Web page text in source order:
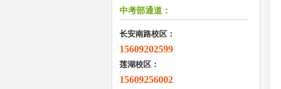
中考部通道：
长安南路校区：
15609202599
莲湖校区：
15609256002